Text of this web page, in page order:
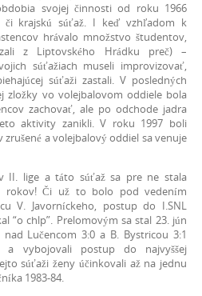
svojej činnosti od roku 1966
či krajskú súťaž. I keď vzhľadom k
hrávalo množstvo študentov,
z Liptovského Hrádku preč) –
súťažiach museli improvizovať,
súťaži zastali. V posledných
zložky vo volejbalovom oddiele bola
zachovať, ale po odchode jadra
aktivity zanikli. V roku 1997 boli
a volejbalový oddiel sa venuje
II. lige a táto súťaž sa pre ne stala
rokov! Či už to bolo pod vedením
V. Javorníckeho, postup do I.SNL
“o chlp”. Prelomovým sa stal 23. jún
Lučencom 3:0 a B. Bystricou 3:1
a vybojovali postup do najvyššej
súťaži ženy účinkovali až na jednu
1983-84.